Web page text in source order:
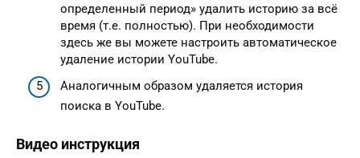
определенный период» удалить историю за всё
время (т.е. полностью). При необходимости
здесь же вы можете настроить автоматическое
удаление истории YouTube.
Аналогичным образом удаляется история
поиска в YouTube.
Видео инструкция